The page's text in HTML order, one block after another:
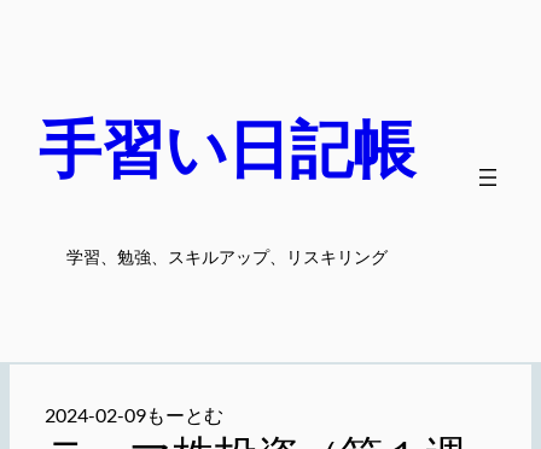
手習い日記帳
学習、勉強、スキルアップ、リスキリング
2024-02-09もーとむ